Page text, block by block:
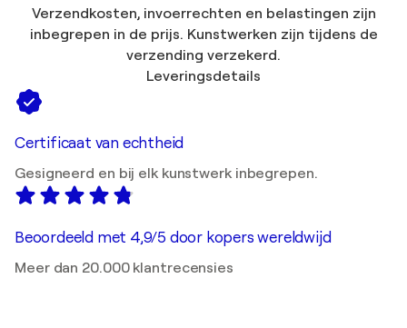
Verzendkosten, invoerrechten en belastingen zijn
inbegrepen in de prijs. Kunstwerken zijn tijdens de
verzending verzekerd.
Leveringsdetails
Certificaat van echtheid
Gesigneerd en bij elk kunstwerk inbegrepen.
Beoordeeld met 4,9/5 door kopers wereldwijd
Meer dan 20.000 klantrecensies